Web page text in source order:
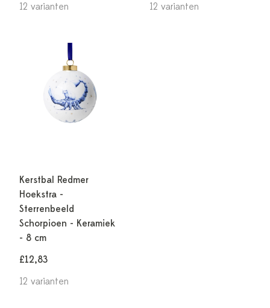
12 varianten
12 varianten
Kerstbal Redmer
Hoekstra -
Sterrenbeeld
Schorpioen - Keramiek
- 8 cm
£12,83
12 varianten